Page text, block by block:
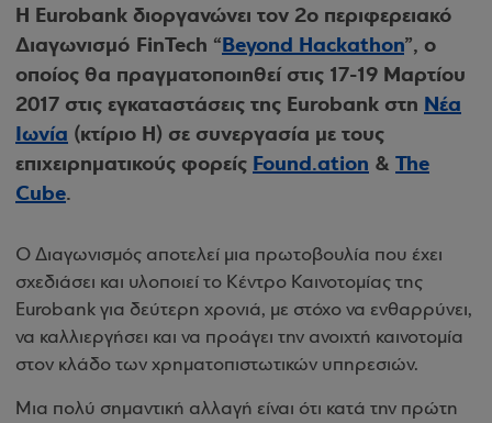
H Eurobank διοργανώνει τον 2ο περιφερειακό
Διαγωνισμό FinTech “Beyond Hackathon”, ο
οποίος θα πραγματοποιηθεί στις 17-19 Μαρτίου
2017 στις εγκαταστάσεις της Eurobank στη Νέα
Ιωνία (κτίριο Η) σε συνεργασία με τους
επιχειρηματικούς φορείς Found.ation & The
Cube.
Ο Διαγωνισμός αποτελεί μια πρωτοβουλία που έχει
σχεδιάσει και υλοποιεί το Κέντρο Καινοτομίας της
Eurobank για δεύτερη χρονιά, με στόχο να ενθαρρύνει,
να καλλιεργήσει και να προάγει την ανοιχτή καινοτομία
στον κλάδο των χρηματοπιστωτικών υπηρεσιών.
Μια πολύ σημαντική αλλαγή είναι ότι κατά την πρώτη